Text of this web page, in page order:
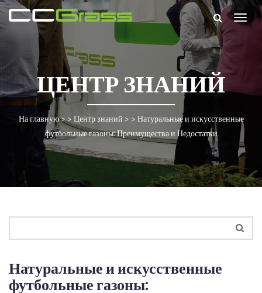
ЦЕНТР ЗНАНИЙ
На главную> > Центр знаний > > Натуральные и искусственные
футбольные газоны: Преимущества и Недостатки
Натуральные и искусственные
футбольные газоны: